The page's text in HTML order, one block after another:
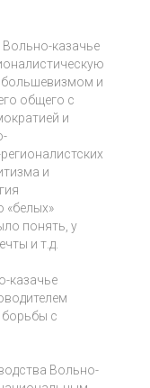
казачье
большевизмом и
общего с
и
и
«белых»
понять, у
и т.д.
казачье
с
Вольно-